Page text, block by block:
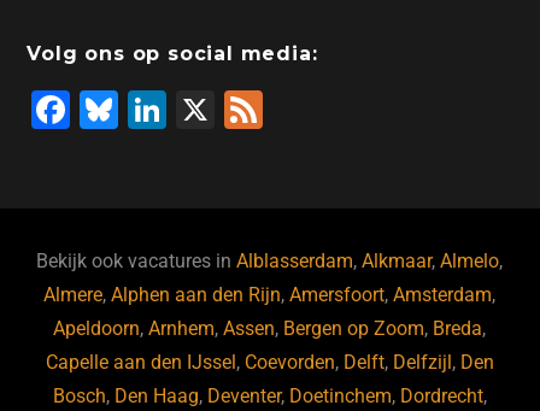
Volg ons op social media:
F
b
o
o
k
Bl
ky
Li
dI
n
X
Bekijk ook vacatures inAlblasserdam,Alkmaar,Almelo,
Almere,Alphen aan den Rijn,Amersfoort,Amsterdam,
Apeldoorn,Arnhem,Assen, Bergen op Zoom, Breda,
Capelle aan den IJssel , Coevorden, Delft, Delfzijl , Den
Bosch, Den Haag, Deventer, Doetinchem, Dordrecht,